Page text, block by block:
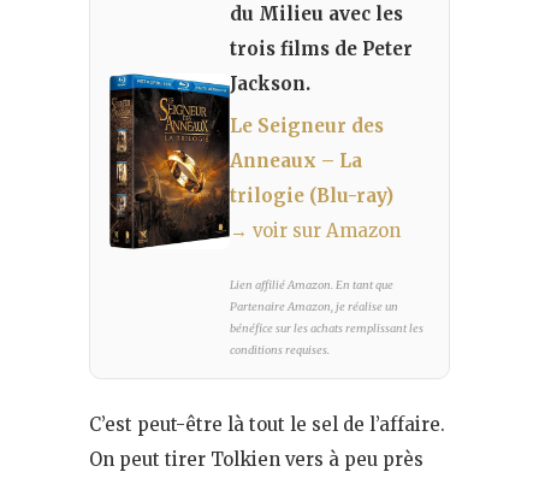
du Milieu avec les
trois films de Peter
Jackson.
Le Seigneur des
Anneaux – La
trilogie (Blu-ray)
→ voir sur Amazon
Lien affilié Amazon. En tant que
Partenaire Amazon, je réalise un
bénéfice sur les achats remplissant les
conditions requises.
C’est peut-être là tout le sel de l’affaire.
On peut tirer Tolkien vers à peu près